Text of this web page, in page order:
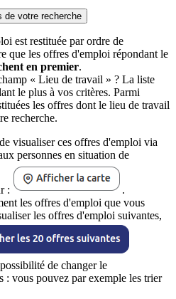
de votre recherche
est restituée par ordre de
que les offres d'emploi répondant le
en premier.
« Lieu de travail » ? La liste
le plus à vos critères. Parmi
les offres dont le lieu de travail
recherche.
visualiser ces offres d'emploi via
personnes en situation de
:
.
les offres d'emploi que vous
les offres d'emploi suivantes,
de changer le
: vous pouvez par exemple les trier